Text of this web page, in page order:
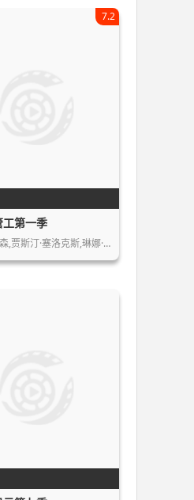
7.2
工第一季
,贾斯汀·塞洛克斯,琳娜·…